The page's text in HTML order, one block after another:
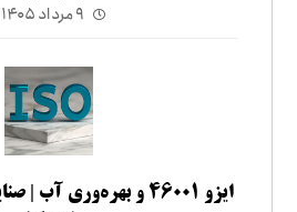
۹ مرداد ۱۴۰۵
ایزو ۴۶۰۰۱ و بهره‌وری